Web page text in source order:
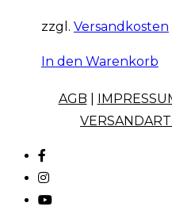
zzgl. Versandkosten
In den Warenkorb
AGB